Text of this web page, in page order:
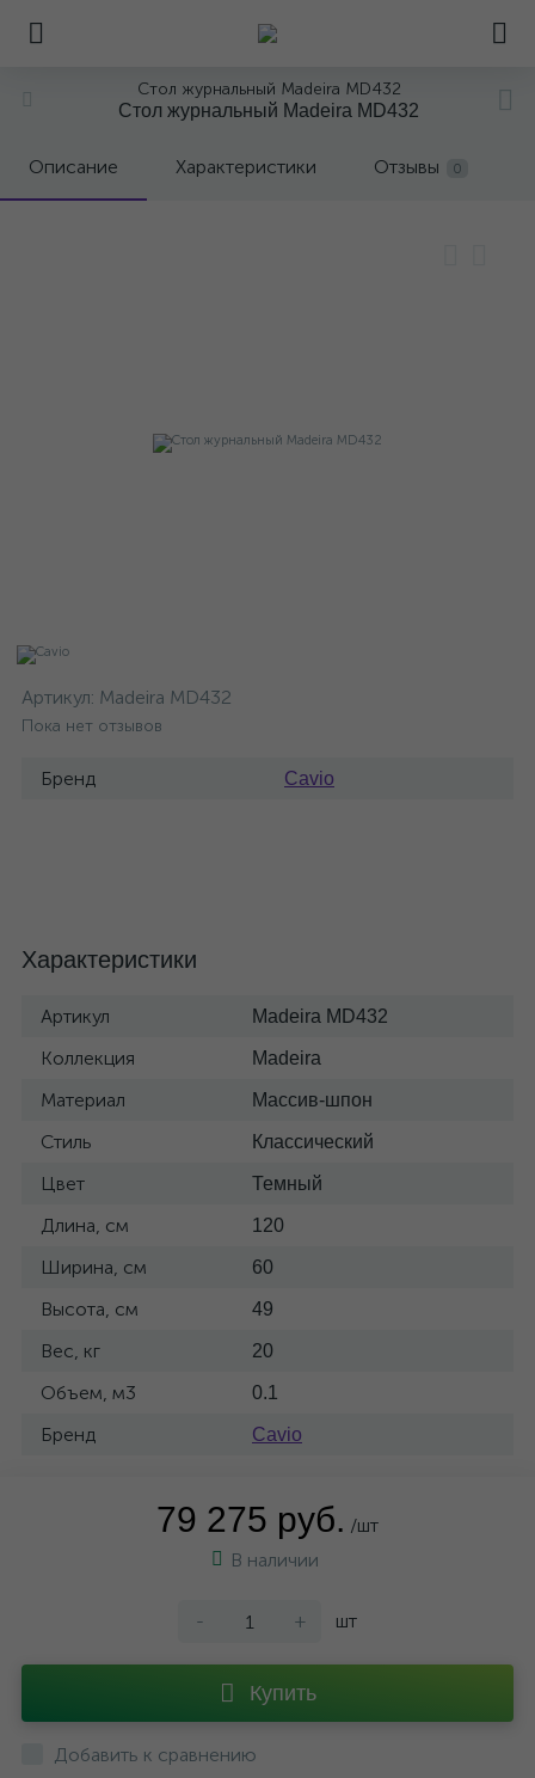
Стол журнальный Madeira MD432
Стол журнальный Madeira MD432
Описание Характеристики Отзывы 0
Артикул: Madeira MD432
Пока нет отзывов
Бренд Cavio
Характеристики
Артикул Madeira MD432
Коллекция Madeira
Материал Массив-шпон
Стиль Классический
Цвет Темный
Длина, см 120
Ширина, см 60
Высота, см 49
Вес, кг 20
Объем, м3 0.1
Бренд Cavio
79 275 руб. /шт
В наличии
- + шт
Купить
Добавить к сравнению